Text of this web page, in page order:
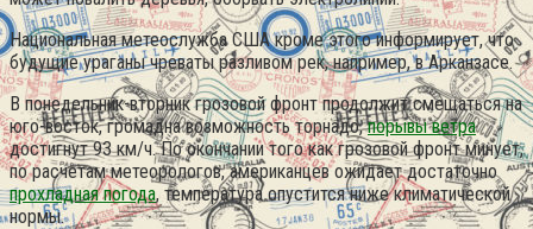
Национальная метеослужба США кроме этого информирует, что
будущие ураганы чреваты разливом рек, например, в Арканзасе.
В понедельник-вторник грозовой фронт продолжит смещаться на
юго-восток, громадна возможность торнадо,порывы ветра
достигнут 93 км/ч. По окончании того как грозовой фронт минует,
по расчетам метеорологов, американцев ожидает достаточно
прохладная погода, температура опустится ниже климатической
нормы.